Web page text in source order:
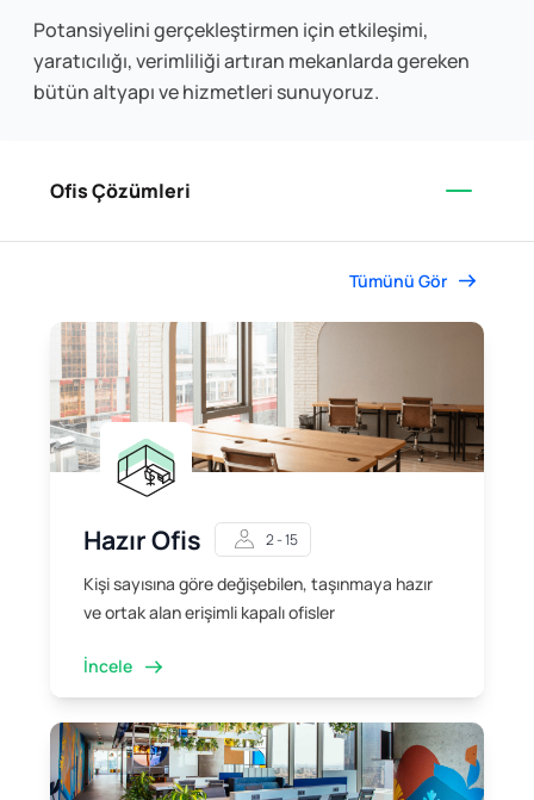
Potansiyelini gerçekleştirmen için etkileşimi,
yaratıcılığı, verimliliği artıran mekanlarda gereken
bütün altyapı ve hizmetleri sunuyoruz.
Ofis Çözümleri
Tümünü Gör
Hazır Ofis 2 - 15
Kişi sayısına göre değişebilen, taşınmaya hazır
ve ortak alan erişimli kapalı ofisler
İncele